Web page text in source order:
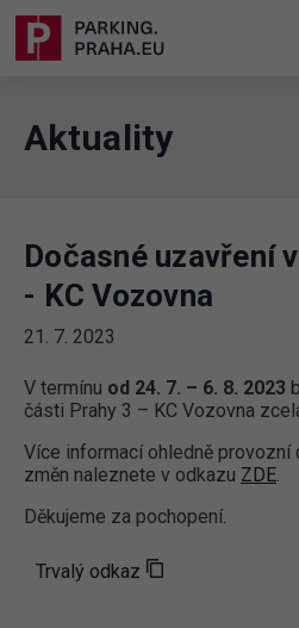
Aktuality
Dočasné uzavření
- KC Vozovna
21. 7. 2023
V termínu od 24. 7. – 6. 8. 2023
části Prahy 3 – KC Vozovna
Více informací ohledně provozní
změn naleznete v odkazu ZDE.
Děkujeme za pochopení.
Trvalý odkaz